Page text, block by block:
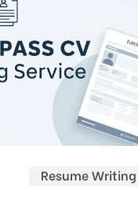
Resume Writing